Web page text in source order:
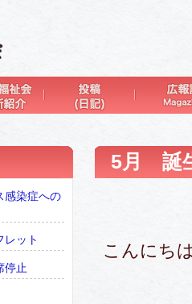
5月 誕
こんにち
感染症への
ット
停止